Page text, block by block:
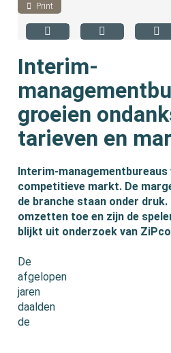
Print
Interim-
groeien
tarieven en
Interim-
competitieve markt. De
de branche staan onder druk.
omzetten toe en zijn de
blijkt uit onderzoek van
De
afgelopen
jaren
daalden
de